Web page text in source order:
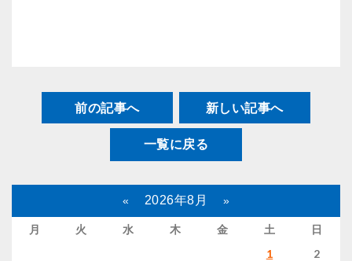
前の記事へ 新しい記事へ
一覧に戻る
« 2026年8月 »
月 火 水 木 金 土
日
1
2